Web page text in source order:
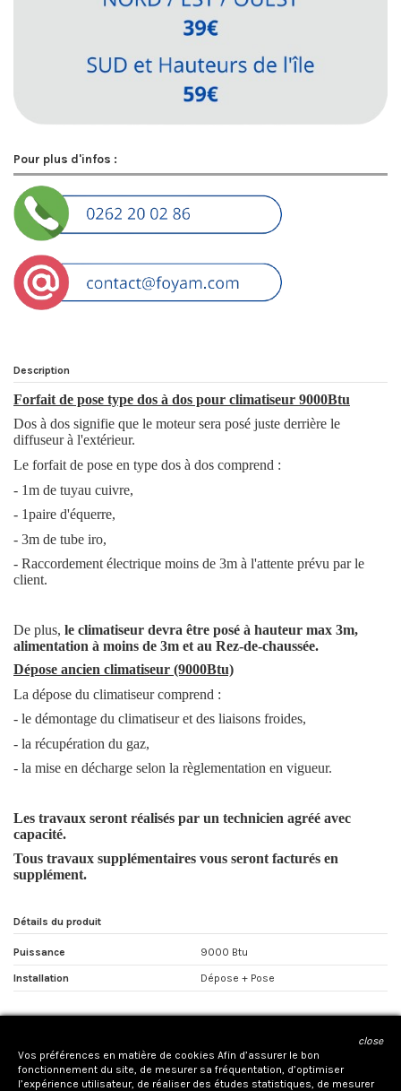
Pour plus d'infos :
Description
Forfait de pose type dos à dos pour climatiseur 9000Btu
Dos à dos signifie que le moteur sera posé juste derrière le
diffuseur à l'extérieur.
Le forfait de pose en type dos à dos comprend :
- 1m de tuyau cuivre,
- 1paire d'équerre,
- 3m de tube iro,
- Raccordement électrique moins de 3m à l'attente prévu par le
client.
De plus, le climatiseur devra être posé à hauteur max 3m,
alimentation à moins de 3m et au Rez-de-chaussée.
Dépose ancien climatiseur (9000Btu)
La dépose du climatiseur comprend :
- le démontage du climatiseur et des liaisons froides,
- la récupération du gaz,
- la mise en décharge selon la règlementation en vigueur.
Les travaux seront réalisés par un technicien agréé avec
capacité.
Tous travaux supplémentaires vous seront facturés en
supplément.
Détails du produit
Puissance 9000 Btu
Installation Dépose + Pose
CONTACTEZ NOUS
close
Vos préférences en matière de cookies Afin d’assurer le bon
fonctionnement du site, de mesurer sa fréquentation, d’optimiser
l’expérience utilisateur, de réaliser des études statistiques, de mesurer